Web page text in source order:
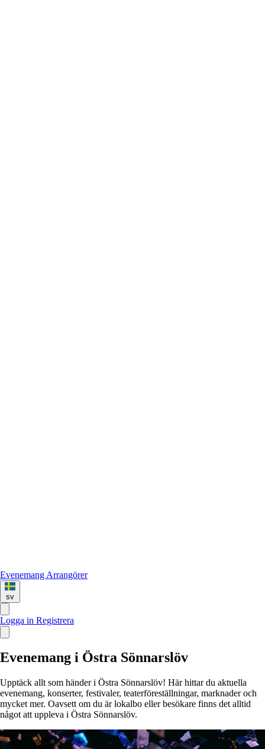
Evenemang Arrangörer
sv
Logga in Registrera
Evenemang i Östra Sönnarslöv
Upptäck allt som händer i Östra Sönnarslöv! Här hittar du aktuella
evenemang, konserter, festivaler, teaterföreställningar, marknader och
mycket mer. Oavsett om du är lokalbo eller besökare finns det alltid
något att uppleva i Östra Sönnarslöv.